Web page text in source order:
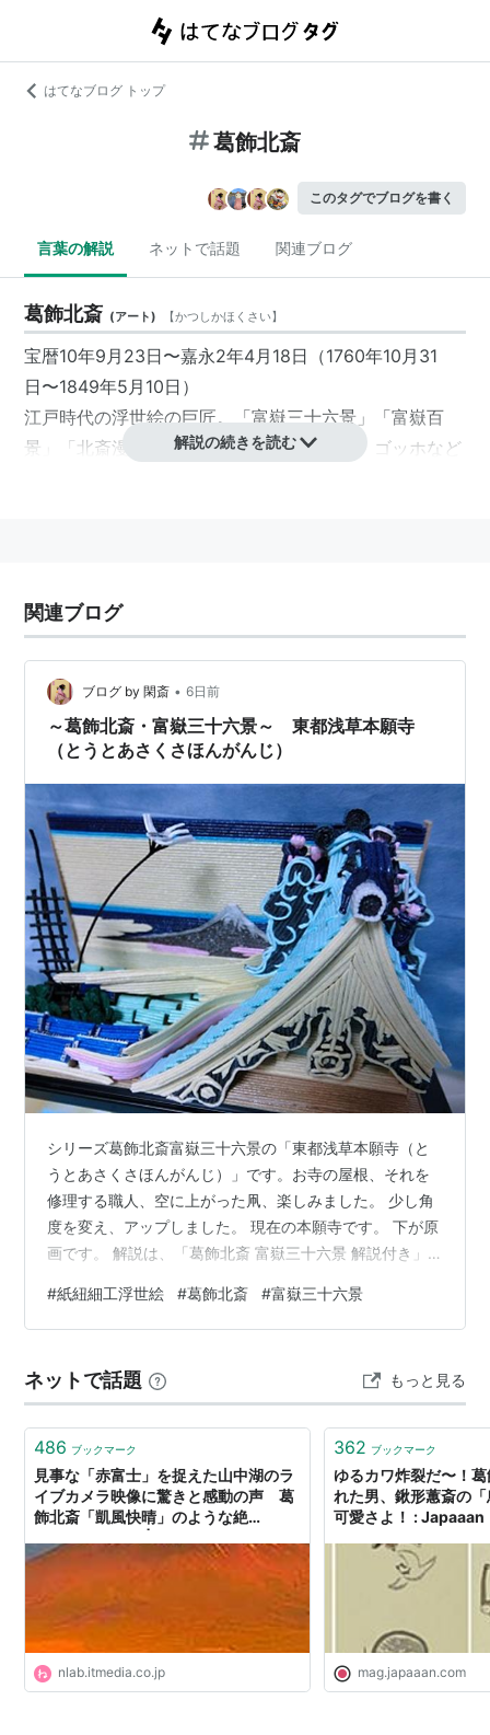
はてなブログ トップ
葛飾北斎
このタグでブログを書く
言葉の解説 ネットで話題 関連ブログ
葛飾北斎 (アート) 【かつしかほくさい】
宝暦10年9月23日〜嘉永2年4月18日（1760年10月31
日〜1849年5月10日）
江戸時代の浮世絵の巨匠。「富嶽三十六景」「富嶽百
景」「北斎漫画」などが代表作としてあり、ゴッホなど
解説の続きを読む
関連ブログ
ブログ by 閑斎 • 6日前
～葛飾北斎・富嶽三十六景～ 東都浅草本願寺
（とうとあさくさほんがんじ）
シリーズ葛飾北斎富嶽三十六景の「東都浅草本願寺（と
うとあさくさほんがんじ）」です。お寺の屋根、それを
修理する職人、空に上がった凧、楽しみました。 少し角
度を変え、アップしました。 現在の本願寺です。 下が原
画です。 解説は、「葛飾北斎 富嶽三十六景 解説付き」
寺として建立され、明暦3年（1657）に起きた明暦の大
火以後、浅草に移転し浅草御坊と称しました。画面近景
根の大きさを、屋根の上の職人たちを小さく描いて、強
調しています。屋根と富士で三角形の相似が遠近の対比
と重なっています。たこがのん…
#紙紐細工浮世絵 #葛飾北斎 #富嶽三十六景
ネットで話題 もっと見る
486 ブックマーク
見事な「赤富士」を捉えた山中湖のラ
イブカメラ映像に驚きと感動の声 葛
飾北斎「凱風快晴」のような絶
nlab.itmedia.co.jp
362 ブックマーク
ゆるカワ炸裂だ〜！
れた男、鍬形蕙斎の
可愛さよ！ : Japaaan
mag.japaaan.com